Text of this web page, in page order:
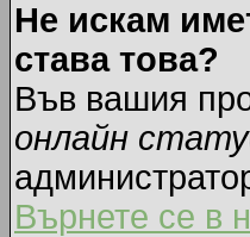
Не искам
става това?
Във вашия
онлайн
Върнете се в